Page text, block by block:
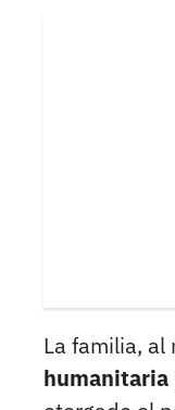
La familia,
humanitaria